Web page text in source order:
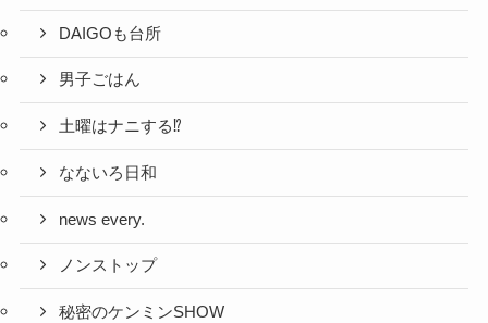
DAIGOも台所
男子ごはん
土曜はナニする⁉
なないろ日和
news every.
ノンストップ
秘密のケンミンSHOW